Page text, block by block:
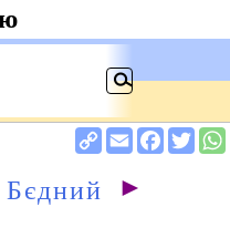
Бєдний ►